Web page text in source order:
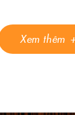
Xem thêm